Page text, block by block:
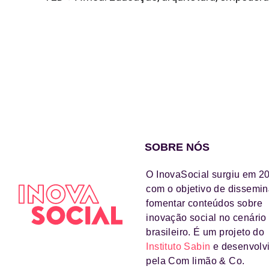
SOBRE NÓS
O InovaSocial surgiu em
com o objetivo de
fomentar conteúdos sobre
inovação social no cenário
brasileiro. É um projeto do
Instituto Sabin e
pela Com limão & Co.